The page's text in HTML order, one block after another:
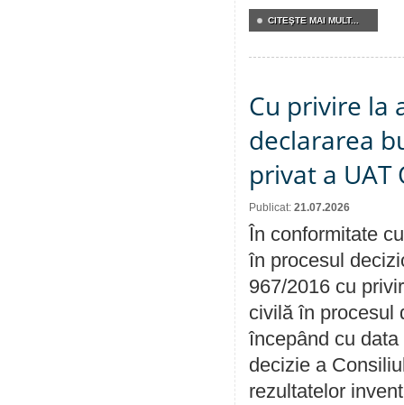
CITEŞTE MAI MULT...
Cu privire la
declararea
privat a UAT
Publicat: 21.07.2026
În conformitate
în procesul
967/2016 cu
civilă în procesul
începând cu
decizie a
rezultatelor